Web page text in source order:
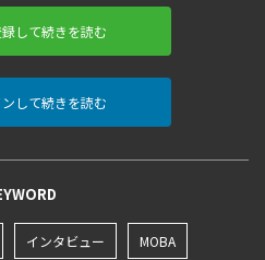
して続きを読む
して続きを読む
インタビュー MOBA